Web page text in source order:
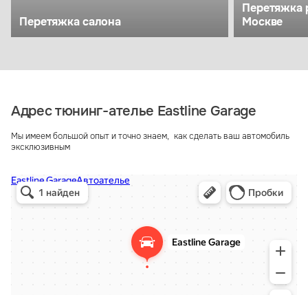
Перетяжка салона
Перетяжка
Москве
Адрес тюнинг-ателье Eastline Garage
Мы имеем большой опыт и точно знаем, как сделать ваш автомобиль
эксклюзивным